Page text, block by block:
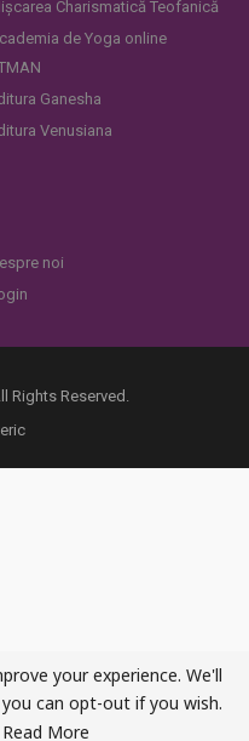
Charismatică Teofanică
de Yoga online
Ganesha
Venusiana
noi
Rights Reserved.
your experience. We'll
can opt-out if you wish.
Read More